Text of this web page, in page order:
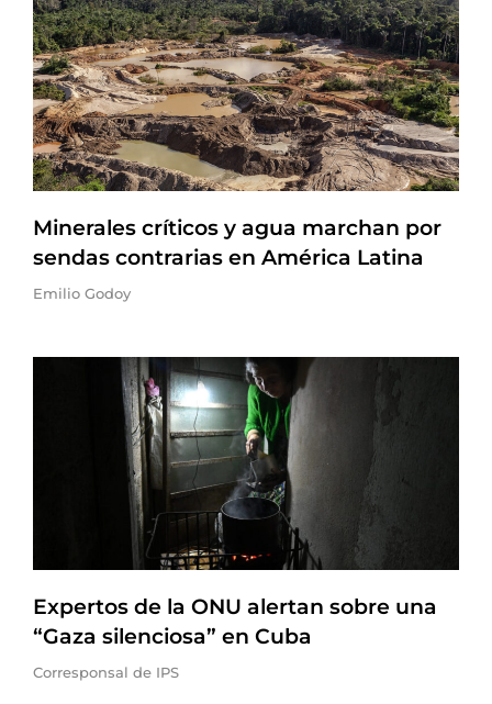
Minerales críticos y agua marchan por
sendas contrarias en América Latina
Emilio Godoy
Expertos de la ONU alertan sobre una
“Gaza silenciosa” en Cuba
Corresponsal de IPS